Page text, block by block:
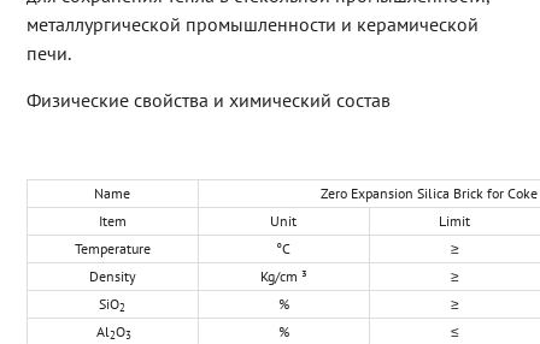
металлургической промышленности и керамической
печи.
Физические свойства и химический состав
Name
Zero Expansion Silica Brick for
Item
Unit
Limit
Temperature
°C
≥
Density
Kg/cm ³
≥
SiO2 %
≥
Al2O3 %
≤